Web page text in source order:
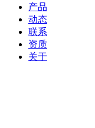
产品
动态
联系
资质
关于